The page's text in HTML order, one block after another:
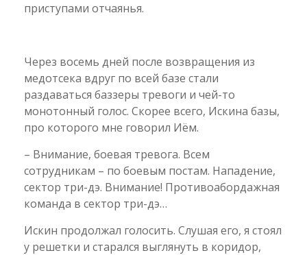
приступами отчаянья.
Через восемь дней после возвращения из
медотсека вдруг по всей базе стали
раздаваться баззеры тревоги и чей-то
монотонный голос. Скорее всего, Искина базы,
про которого мне говорил Иём.
– Внимание, боевая тревога. Всем
сотрудникам – по боевым постам. Нападение,
сектор три-дэ. Внимание! Противоабордажная
команда в сектор три-дэ…
Искин продолжал голосить. Слушая его, я стоял
у решетки и старался выглянуть в коридор,